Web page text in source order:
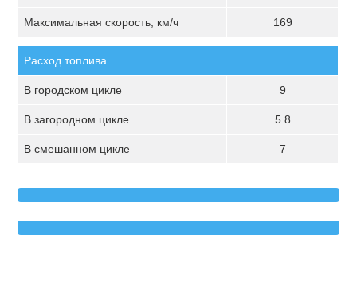
Максимальная скорость, км/ч 169
Расход топлива
В городском цикле 9
В загородном цикле 5.8
В смешанном цикле 7